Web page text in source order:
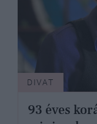
DIVAT
93 éves